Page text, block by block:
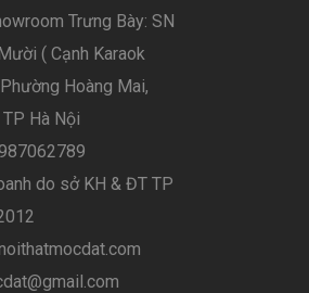
Trưng Bày: SN
( Cạnh Karaok
Hoàng Mai,
Hà Nội
do sở KH & ĐT TP